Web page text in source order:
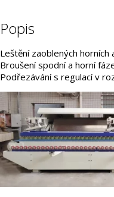
Popis
Leštění zaoblených horních
Broušení spodní a horní
Podřezávání s regulací v